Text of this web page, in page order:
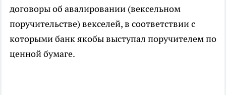
договоры об авалировании (вексельном
поручительстве) векселей, в соответствии с
которыми банк якобы выступал поручителем по
ценной бумаге.